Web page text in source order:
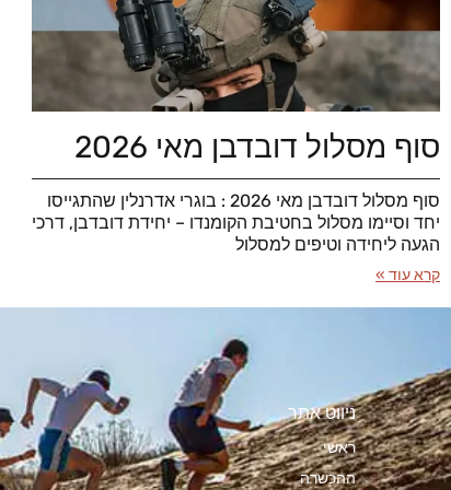
סוף מסלול דובדבן מאי 2026
סוף מסלול דובדבן מאי 2026 : בוגרי אדרנלין שהתגייסו
יחד וסיימו מסלול בחטיבת הקומנדו – יחידת דובדבן, דרכי
הגעה ליחידה וטיפים למסלול
קרא עוד »
ניווט אתר
ראשי
ההכשרה